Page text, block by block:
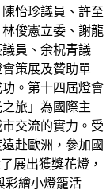
怡珍議員、許至
俊憲立委、謝龍
員、余柷青議
策展及贊助單
。第十四屆燈會
旅」為國際主
交流的實力。受
赴歐洲，參加國
展出獲獎花燈，
彩繪小燈籠活